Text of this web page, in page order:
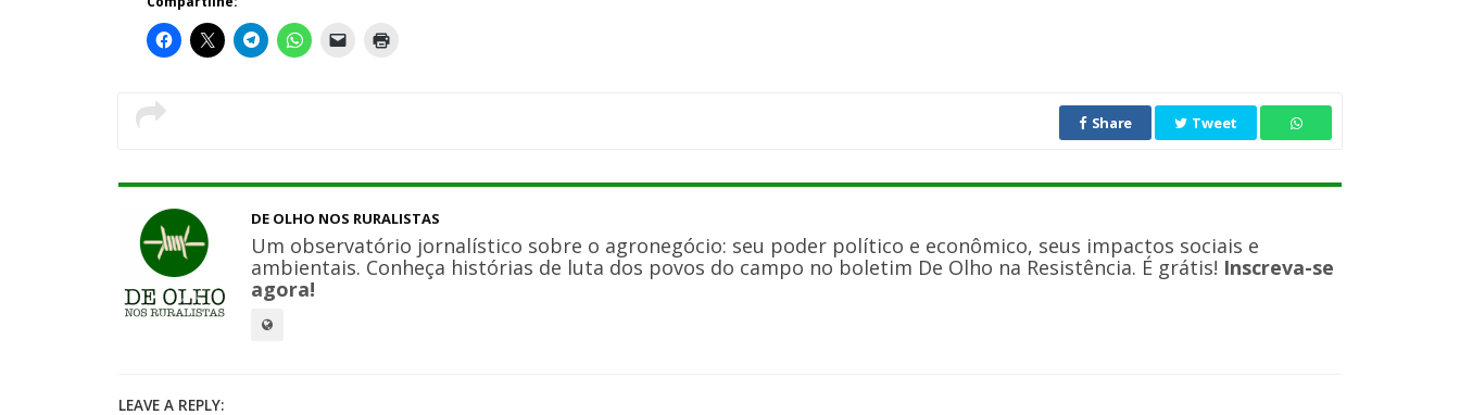
Share Tweet
DE OLHO NOS RURALISTAS
Um observatório jornalístico sobre o agronegócio: seu poder político e econômico, seus impactos sociais e
ambientais. Conheça histórias de luta dos povos do campo no boletim De Olho na Resistência. É grátis! Inscreva-se
agora!
LEAVE A REPLY: